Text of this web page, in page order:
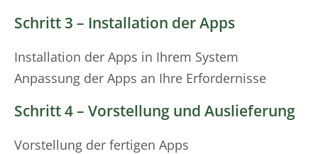
Schritt 3 – Installation der Apps
Installation der Apps in Ihrem System
Anpassung der Apps an Ihre Erfordernisse
Schritt 4 – Vorstellung und Auslieferung
Vorstellung der fertigen Apps